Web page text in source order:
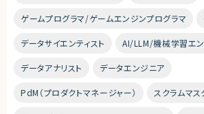
ゲームプログラマ/ゲームエンジンプログラマ
データサイエンティスト AI/LLM/機械学習エ
データアナリスト データエンジニア
PdM（プロダクトマネージャー） スクラムマス